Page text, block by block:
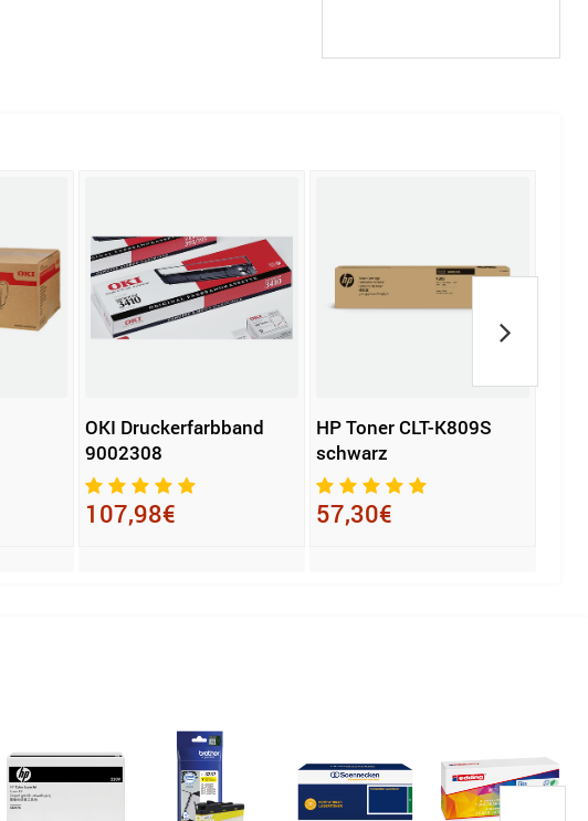
OKI Druckerfarbband
9002308
107,98€
HP Toner CLT-K809S
schwarz
57,30€